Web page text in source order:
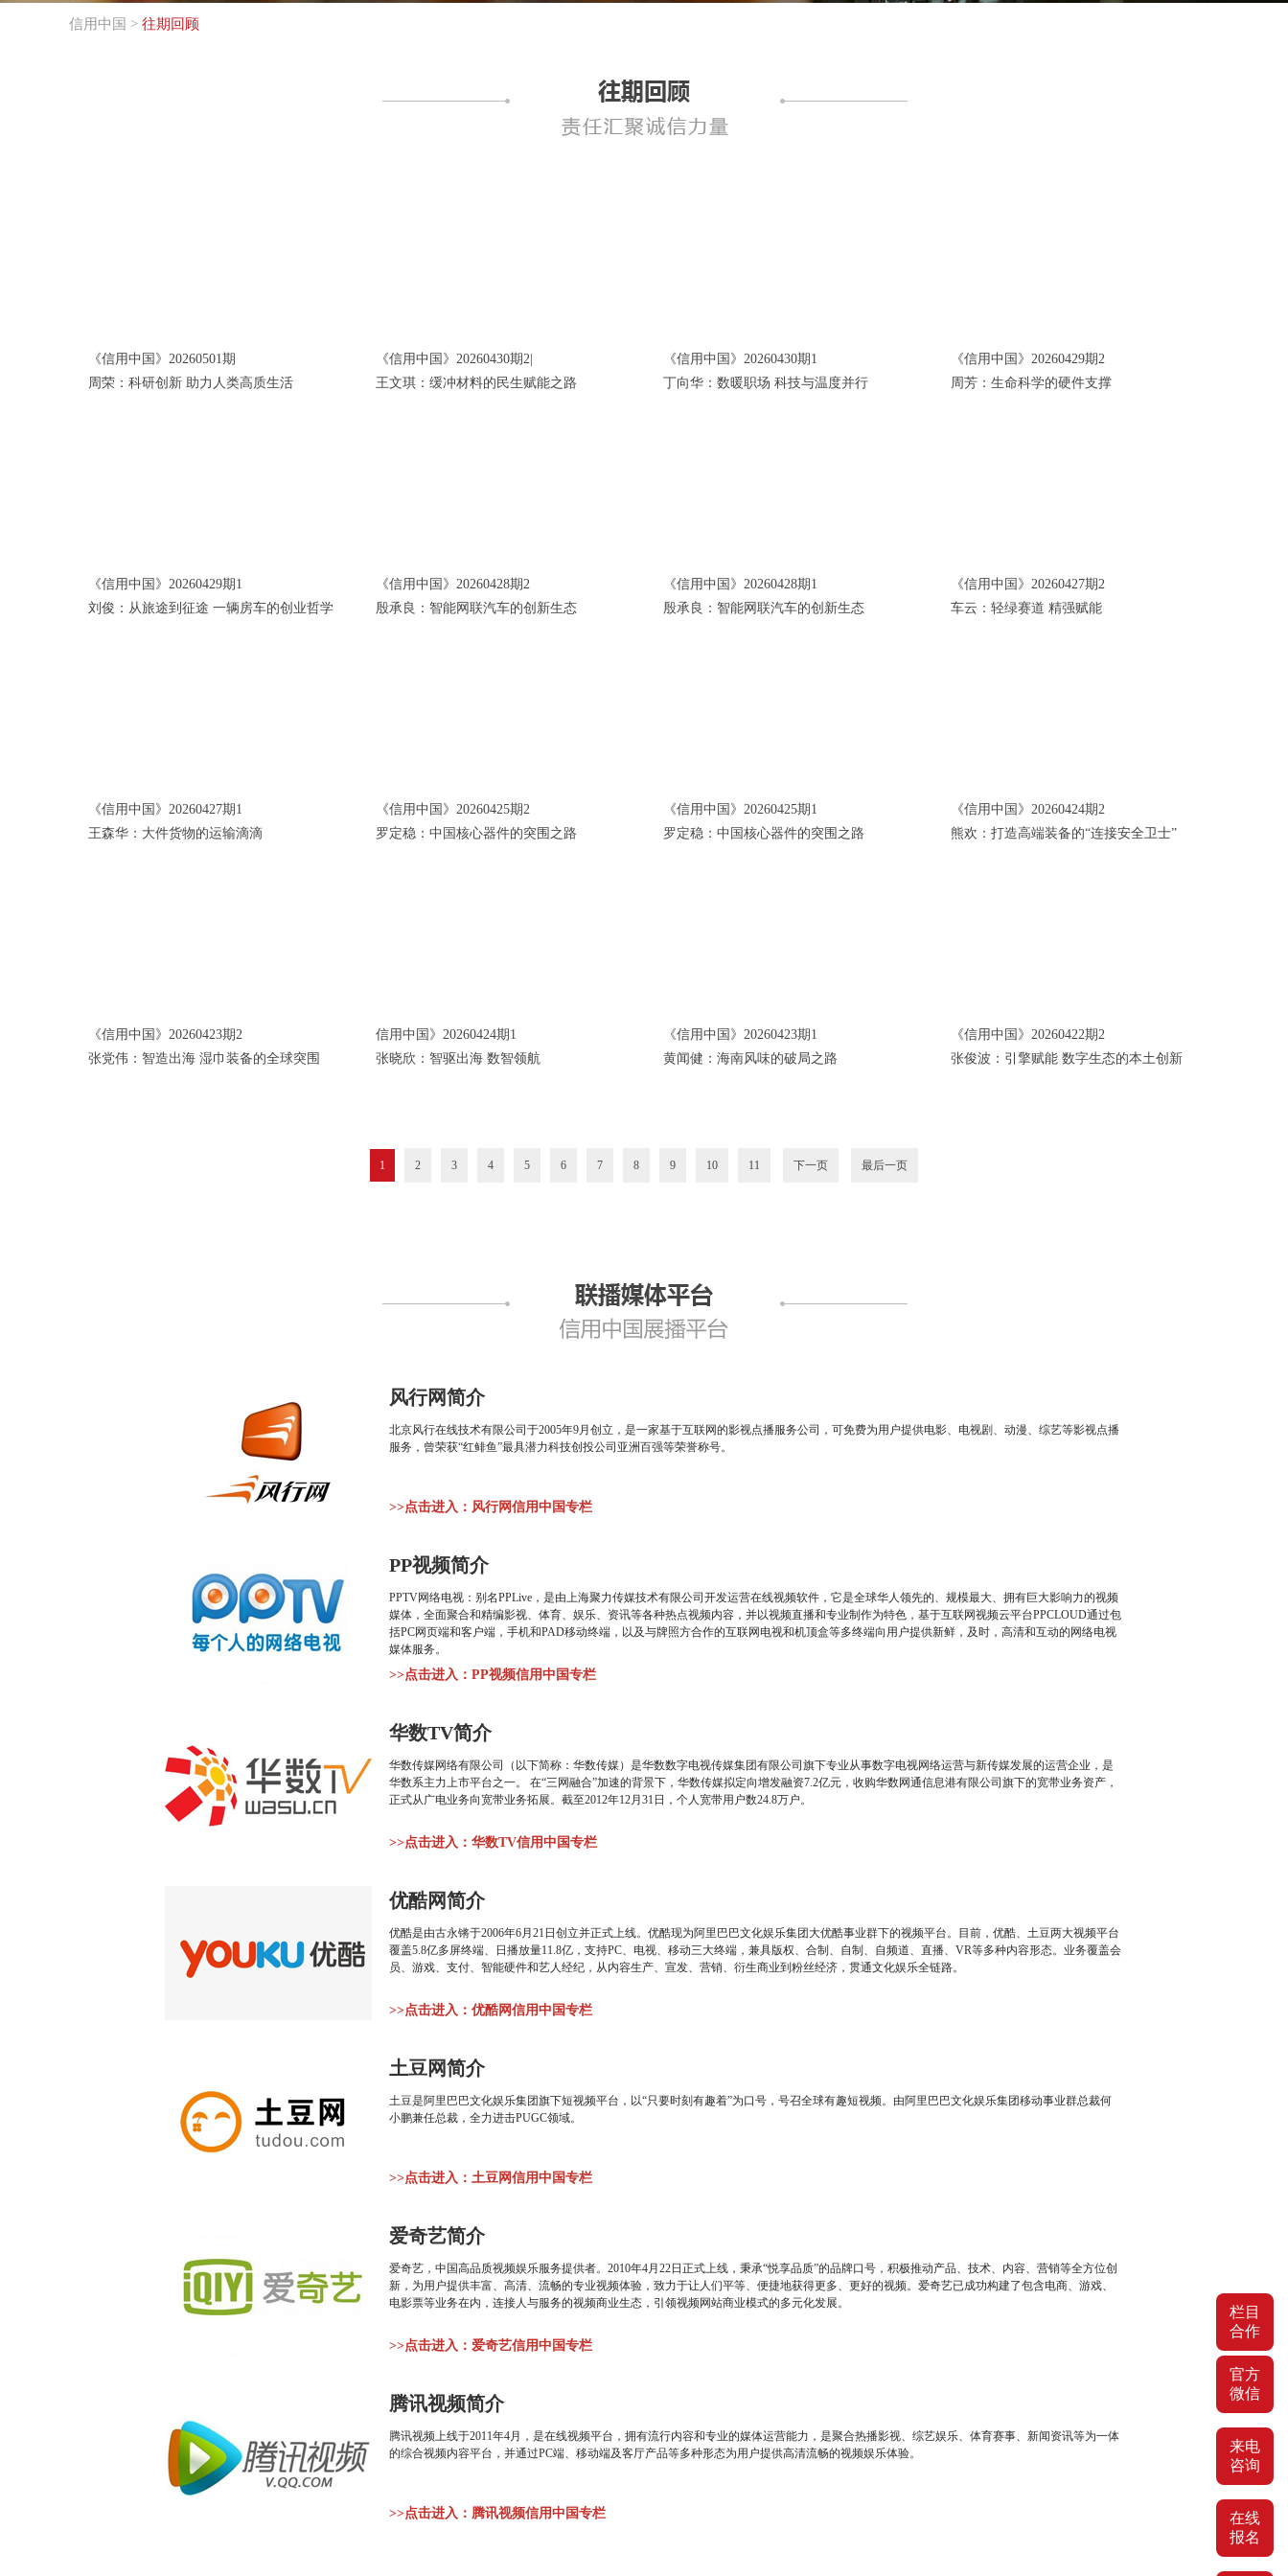
信用中国 > 往期回顾
《信用中国》20260501期
周荣：科研创新 助力人类高质生活
《信用中国》20260430期2|
王文琪：缓冲材料的民生赋能之路
《信用中国》20260430期1
丁向华：数暖职场 科技与温度并行
《信用中国》20260429期2
周芳：生命科学的硬件支撑
《信用中国》20260429期1
刘俊：从旅途到征途 一辆房车的创业哲学
《信用中国》20260428期2
殷承良：智能网联汽车的创新生态
《信用中国》20260428期1
殷承良：智能网联汽车的创新生态
《信用中国》20260427期2
车云：轻绿赛道 精强赋能
《信用中国》20260427期1
王森华：大件货物的运输滴滴
《信用中国》20260425期2
罗定稳：中国核心器件的突围之路
《信用中国》20260425期1
罗定稳：中国核心器件的突围之路
《信用中国》20260424期2
熊欢：打造高端装备的“连接安全卫士”
《信用中国》20260423期2
张党伟：智造出海 湿巾装备的全球突围
信用中国》20260424期1
张晓欣：智驱出海 数智领航
《信用中国》20260423期1
黄闻健：海南风味的破局之路
《信用中国》20260422期2
张俊波：引擎赋能 数字生态的本土创新
1 2 3 4 5 6 7 8 9 10 11 下一页 最后一页
风行网简介
北京风行在线技术有限公司于2005年9月创立，是一家基于互联网的影视点播服务公司，可免费为用户提供电影、电视剧、动漫、综艺等影视点播
服务，曾荣获“红鲱鱼”最具潜力科技创投公司亚洲百强等荣誉称号。
>>点击进入：风行网信用中国专栏
PP视频简介
PPTV网络电视：别名PPLive，是由上海聚力传媒技术有限公司开发运营在线视频软件，它是全球华人领先的、规模最大、拥有巨大影响力的视频
媒体，全面聚合和精编影视、体育、娱乐、资讯等各种热点视频内容，并以视频直播和专业制作为特色，基于互联网视频云平台PPCLOUD通过包
括PC网页端和客户端，手机和PAD移动终端，以及与牌照方合作的互联网电视和机顶盒等多终端向用户提供新鲜，及时，高清和互动的网络电视
媒体服务。
>>点击进入：PP视频信用中国专栏
华数TV简介
华数传媒网络有限公司（以下简称：华数传媒）是华数数字电视传媒集团有限公司旗下专业从事数字电视网络运营与新传媒发展的运营企业，是
华数系主力上市平台之一。 在“三网融合”加速的背景下，华数传媒拟定向增发融资7.2亿元，收购华数网通信息港有限公司旗下的宽带业务资产，
正式从广电业务向宽带业务拓展。截至2012年12月31日，个人宽带用户数24.8万户。
>>点击进入：华数TV信用中国专栏
优酷网简介
优酷是由古永锵于2006年6月21日创立并正式上线。优酷现为阿里巴巴文化娱乐集团大优酷事业群下的视频平台。目前，优酷、土豆两大视频平台
覆盖5.8亿多屏终端、日播放量11.8亿，支持PC、电视、移动三大终端，兼具版权、合制、自制、自频道、直播、VR等多种内容形态。业务覆盖会
员、游戏、支付、智能硬件和艺人经纪，从内容生产、宣发、营销、衍生商业到粉丝经济，贯通文化娱乐全链路。
>>点击进入：优酷网信用中国专栏
土豆网简介
土豆是阿里巴巴文化娱乐集团旗下短视频平台，以“只要时刻有趣着”为口号，号召全球有趣短视频。由阿里巴巴文化娱乐集团移动事业群总裁何
小鹏兼任总裁，全力进击PUGC领域。
>>点击进入：土豆网信用中国专栏
爱奇艺简介
爱奇艺，中国高品质视频娱乐服务提供者。2010年4月22日正式上线，秉承“悦享品质”的品牌口号，积极推动产品、技术、内容、营销等全方位创
新，为用户提供丰富、高清、流畅的专业视频体验，致力于让人们平等、便捷地获得更多、更好的视频。爱奇艺已成功构建了包含电商、游戏、
电影票等业务在内，连接人与服务的视频商业生态，引领视频网站商业模式的多元化发展。
>>点击进入：爱奇艺信用中国专栏
腾讯视频简介
腾讯视频上线于2011年4月，是在线视频平台，拥有流行内容和专业的媒体运营能力，是聚合热播影视、综艺娱乐、体育赛事、新闻资讯等为一体
的综合视频内容平台，并通过PC端、移动端及客厅产品等多种形态为用户提供高清流畅的视频娱乐体验。
>>点击进入：腾讯视频信用中国专栏
栏目
合作
官方
微信
来电
咨询
在线
报名